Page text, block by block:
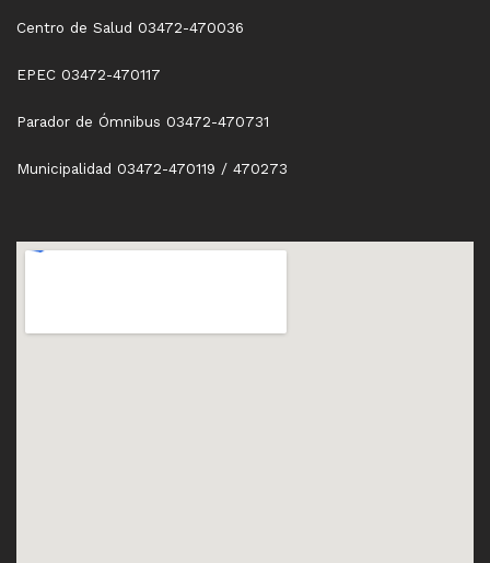
Centro de Salud 03472-470036
EPEC 03472-470117
Parador de Ómnibus 03472-470731
Municipalidad 03472-470119 / 470273